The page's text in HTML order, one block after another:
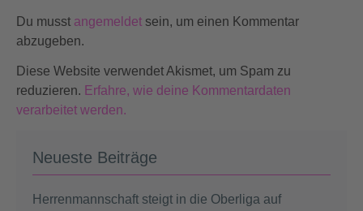
Du musst angemeldet sein, um einen Kommentar
abzugeben.
Diese Website verwendet Akismet, um Spam zu
reduzieren. Erfahre, wie deine Kommentardaten
verarbeitet werden.
Neueste Beiträge
Herrenmannschaft steigt in die Oberliga auf